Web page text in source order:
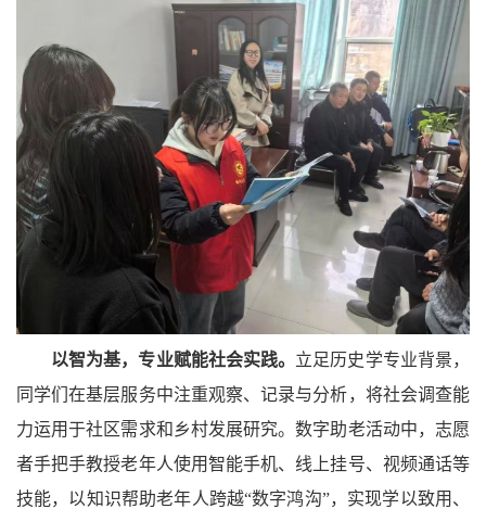
以智为基，专业赋能社会实践。 立足历史学专业背景，
同学们在基层服务中注重观察、记录与分析，将社会调查能
力运用于社区需求和乡村发展研究。数字助老活动中，志愿
者手把手教授老年人使用智能手机、线上挂号、视频通话等
技能，以知识帮助老年人跨越“数字鸿沟”，实现学以致用、